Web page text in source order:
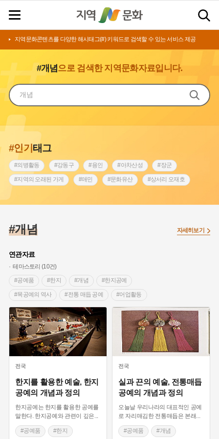
지역문화콘텐츠를 다양한 해시태그(#) 키워드로 검색할 수 있는 서비스 제공
#개념 으로 검색한 지역문화자료입니다.
#인기태그
#의병활동 #강동구 #용인 #아차산성 #장군
#지역의 오래된 가게 #애민 #문화유산 #상서리 오재호
#허준 #지명유래
#여성독립운동가
#백년가게 #온라인 생활사박물관
#단지 #설화 #인물설화 #대한애국부인회
#고구마 #김마리아 #바위설화 #인천
#강진 #블루리본 #전설 #조선시대 문신
#여성 독립운동가 #지역의 설화 #성곽 #어린이역사콘텐츠
#내시 #내성 #먼우금 #징채 #제주도설화 #영산강
#대한민국임시정부 #강서구 #마을 #종로구 #노원구
#부산 #용인의 전설
#경기도설화 #남자현 #한의학 #동화 #임시의정원
#황해도 #산성 #박물관 #공예품 #영산포
#개념
연관자료
테마스토리 (10건)
#공예품
#한지 #개념 #한지공예
#목공예의 역사 #전통 매듭 공예 #어업활동
#무인도 #지역 전통놀이란 #한국 노동요
#노동요 개관 #세계문화유산 #등록문화재
#관방유적 #훈련시설 #요새시설 #통신시설
#분류
자세히보기
전국
한지를 활용한 예술, 한지
공예의 개념과 정의
한지공예는 한지를 활용한 공예를
말한다. 한지공예와 관련이 깊은
#공예품 #한지
전국
실과 끈의 예술, 전통매듭
공예의 개념과 정의
오늘날 우리나라의 대표적인 공예
로 자리매김한 전통매듭은 본래
#공예품 #개념